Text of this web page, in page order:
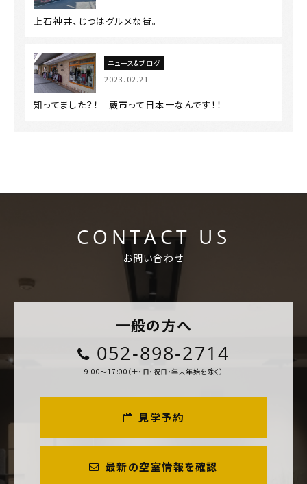
上石神井、じつはグルメな街。
ニュース&ブログ
2023.02.21
知ってました？！ 蕨市って日本一なんです！！
CONTACT US
お問い合わせ
一般の方へ
052-898-2714
9:00～17:00（土・日・祝日・年末年始を除く）
見学予約
最新の空室情報を確認